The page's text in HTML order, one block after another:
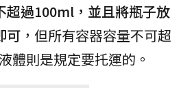
超過100ml，並且將瓶子放
可 ，但所有容器容量不可超
體則是規定要托運的。